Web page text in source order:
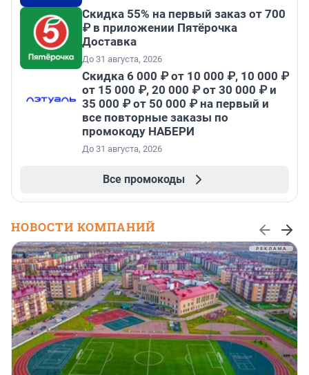
Скидка 55% на первый заказ от 700
₽ в приложении Пятёрочка
Доставка
До 31 августа, 2026
Скидка 6 000 ₽ от 10 000 ₽, 10 000 ₽
от 15 000 ₽, 20 000 ₽ от 30 000 ₽ и
35 000 ₽ от 50 000 ₽ на первый и
все повторные заказы по
промокоду НАБЕРИ
До 31 августа, 2026
Все промокоды
НОВОСТИ КОМПАНИЙ